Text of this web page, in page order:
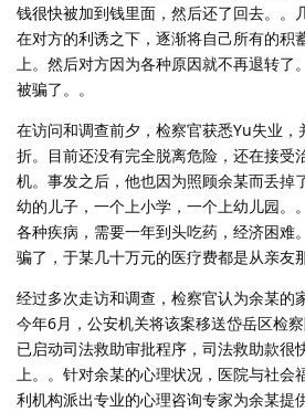
钱很快被加到钱里面，然后还了回去。。
在对方的利诱之下，逐渐将自己所有的积
上。然后对方因为各种原因就不再退转了
被骗了。。
在访问和调查前夕，检察官获悉Yu失业
折。目前还没有完全脱离危险，还在接受
机。事发之后，他也因为照顾余某而丢掉
幼的儿子，一个上小学，一个上幼儿园。
各种疾病，需要一年到头吃药，经济困难
骗了，于某几十万元的医疗费都是从亲友
经过多次走访和调查，检察官认为余某的
今年6月，公安机关将该案移送岱岳区检
已启动司法救助审批程序，司法救助款很
上。。针对余某的心理状况，医院与社会
利机构派出专业的心理咨询专家为余某提